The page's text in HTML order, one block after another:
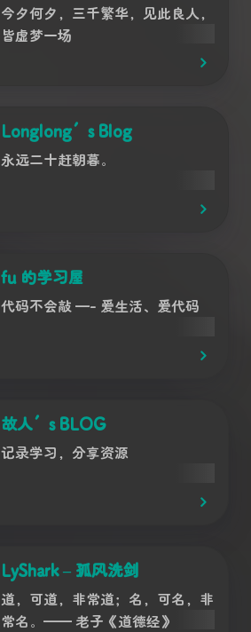
今夕何夕，三千繁华，见此良人，
皆虚梦一场
Longlong’s Blog
永远二十赶朝暮。
fu 的学习屋
代码不会敲 —- 爱生活、爱代码
故人’s BLOG
记录学习，分享资源
LyShark – 孤风洗剑
道，可道，非常道；名，可名，非
常名。—— 老子《道德经》